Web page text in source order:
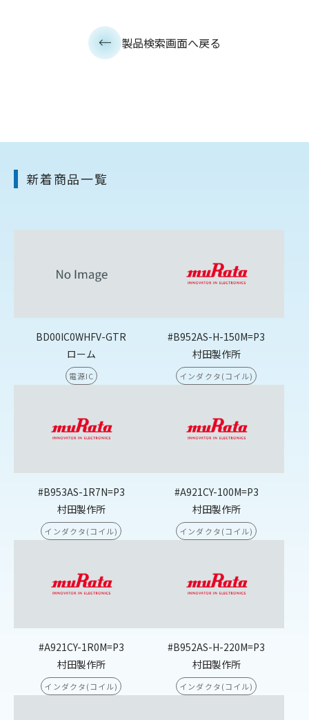
製品検索画面へ戻る
新着商品一覧
BD00IC0WHFV-GTR
ローム
電源IC
#B952AS-H-150M=P3
村田製作所
インダクタ(コイル)
#B953AS-1R7N=P3
村田製作所
インダクタ(コイル)
#A921CY-100M=P3
村田製作所
インダクタ(コイル)
#A921CY-1R0M=P3
村田製作所
インダクタ(コイル)
#B952AS-H-220M=P3
村田製作所
インダクタ(コイル)